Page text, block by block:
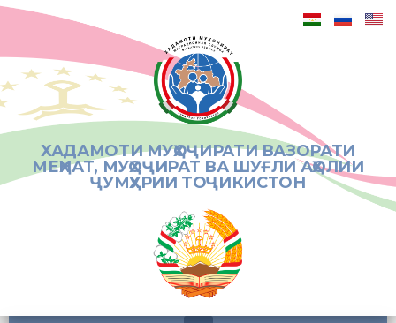
ХАДАМОТИ МУҲОҶИРАТИ ВАЗОРАТИ
МЕҲНАТ, МУҲОҶИРАТ ВА ШУҒЛИ АҲОЛИИ
ҶУМҲУРИИ ТОҶИКИСТОН